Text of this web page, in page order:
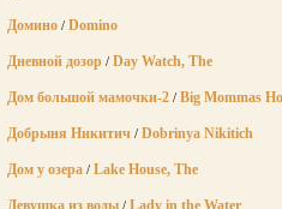
Домино / Domino
Дневной дозор / Day Watch, The
Дом большой мамочки-2 / Big Mommas
Добрыня Никитич / Dobrinya Nikitich
Дом у озера / Lake House, The
Девушка из воды / Lady in the Water